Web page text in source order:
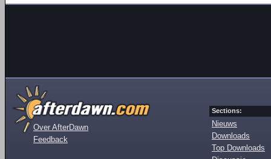
Over AfterDawn
Feedback
Sections:
Nieuws
Downloads
Top Downloads